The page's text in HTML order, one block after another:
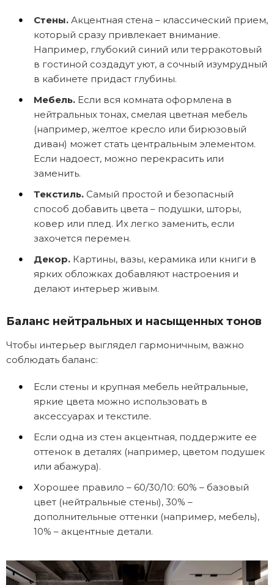
Стены. Акцентная стена – классический прием,
который сразу привлекает внимание.
Например, глубокий синий или терракотовый
в гостиной создадут уют, а сочный изумрудный
в кабинете придаст глубины.
Мебель. Если вся комната оформлена в
нейтральных тонах, смелая цветная мебель
(например, желтое кресло или бирюзовый
диван) может стать центральным элементом.
Если надоест, можно перекрасить или
заменить.
Текстиль. Самый простой и безопасный
способ добавить цвета – подушки, шторы,
ковер или плед. Их легко заменить, если
захочется перемен.
Декор. Картины, вазы, керамика или книги в
ярких обложках добавляют настроения и
делают интерьер живым.
Баланс нейтральных и насыщенных тонов
Чтобы интерьер выглядел гармоничным, важно
соблюдать баланс:
Если стены и крупная мебель нейтральные,
яркие цвета можно использовать в
аксессуарах и текстиле.
Если одна из стен акцентная, поддержите ее
оттенок в деталях (например, цветом подушек
или абажура).
Хорошее правило – 60/30/10: 60% – базовый
цвет (нейтральные стены), 30% –
дополнительные оттенки (например, мебель),
10% – акцентные детали.